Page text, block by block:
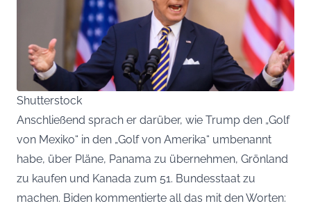
Shutterstock
Anschließend sprach er darüber, wie Trump den „Golf
von Mexiko“ in den „Golf von Amerika“ umbenannt
habe, über Pläne, Panama zu übernehmen, Grönland
zu kaufen und Kanada zum 51. Bundesstaat zu
machen. Biden kommentierte all das mit den Worten: